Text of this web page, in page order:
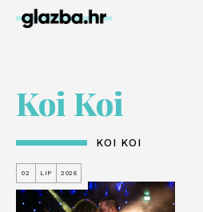
Koi Koi
KOI KOI
02 LIP 2026